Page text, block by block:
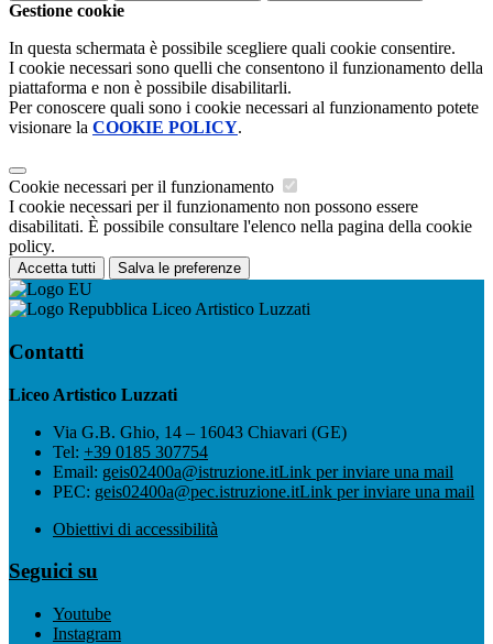
Gestione cookie
In questa schermata è possibile scegliere quali cookie consentire.
I cookie necessari sono quelli che consentono il funzionamento della
piattaforma e non è possibile disabilitarli.
Per conoscere quali sono i cookie necessari al funzionamento potete
visionare la COOKIE POLICY.
Cookie necessari per il funzionamento
I cookie necessari per il funzionamento non possono essere
disabilitati. È possibile consultare l'elenco nella pagina della cookie
policy.
Accetta tutti Salva le preferenze
Liceo Artistico Luzzati
Contatti
Liceo Artistico Luzzati
Via G.B. Ghio, 14 – 16043 Chiavari (GE)
Tel: +39 0185 307754
Email: geis02400a@istruzione.itLink per inviare una mail
PEC: geis02400a@pec.istruzione.itLink per inviare una mail
Obiettivi di accessibilità
Seguici su
Youtube
Instagram